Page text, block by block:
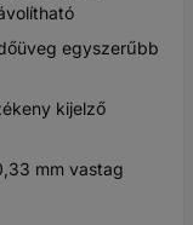
egyszerűbb
kijelző
mm vastag